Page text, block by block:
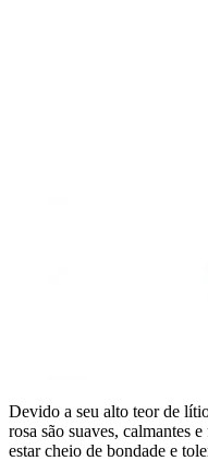
Devido a seu alto teor de
rosa são suaves, calmantes
estar cheio de bondade e